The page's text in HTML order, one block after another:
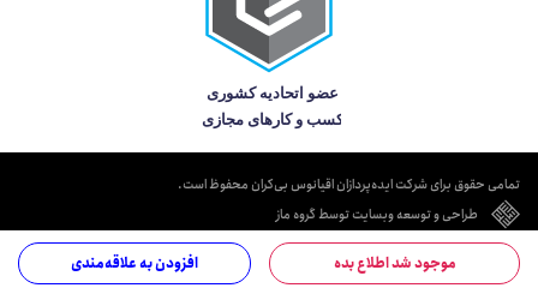
موجود شد اطلاع بده افزودن به علاقه‌مندی
تمامی حقوق برای شرکت ایده‌پردازان اقیانوس بی‌کران محفوظ است.
طراحی و توسعه وبسایت توسط گروه ماز